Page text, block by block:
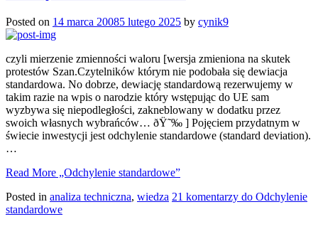
Posted on 14 marca 20085 lutego 2025 by cynik9
czyli mierzenie zmienności waloru [wersja zmieniona na skutek
protestów Szan.Czytelników którym nie podobała się dewiacja
standardowa. No dobrze, dewiację standardową rezerwujemy w
takim razie na wpis o narodzie który wstępując do UE sam
wyzbywa się niepodległości, zakneblowany w dodatku przez
swoich własnych wybrańców… ðŸ˜‰ ] Pojęciem przydatnym w
świecie inwestycji jest odchylenie standardowe (standard deviation).
…
Read More „Odchylenie standardowe”
Posted in analiza techniczna, wiedza 21 komentarzy do Odchylenie
standardowe